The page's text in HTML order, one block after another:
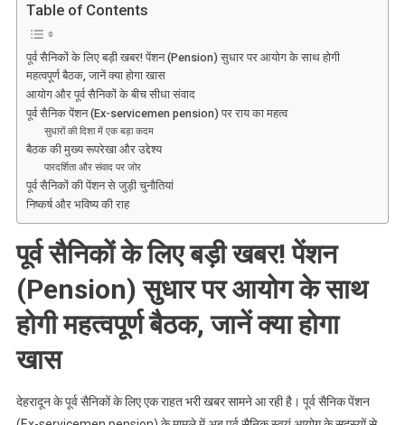
(Pension)
बड़ी
चर्चा,
जानें
क्या
Table of Contents
पूर्व सैनिकों के लिए बड़ी खबर! पेंशन (Pension) सुधार पर आयोग के साथ होगी
महत्वपूर्ण बैठक, जानें क्या होगा खास
आयोग और पूर्व सैनिकों के बीच सीधा संवाद
पूर्व सैनिक पेंशन (Ex-servicemen pension) पर राय का महत्व
सुधारों की दिशा में एक बड़ा कदम
बैठक की मुख्य रूपरेखा और उद्देश्य
पारदर्शिता और संवाद पर जोर
पूर्व सैनिकों की पेंशन से जुड़ी चुनौतियां
निष्कर्ष और भविष्य की राह
पूर्व सैनिकों के लिए बड़ी खबर! पेंशन
(Pension) सुधार पर आयोग के साथ
होगी महत्वपूर्ण बैठक, जानें क्या होगा
खास
देहरादून के पूर्व सैनिकों के लिए एक राहत भरी खबर सामने आ रही है। पूर्व सैनिक पेंशन